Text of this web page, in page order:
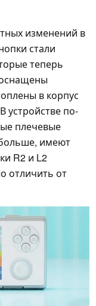
изменений в
стали
теперь
в корпус
устройстве по-
плечевые
имеют
R2 и L2
отличить от